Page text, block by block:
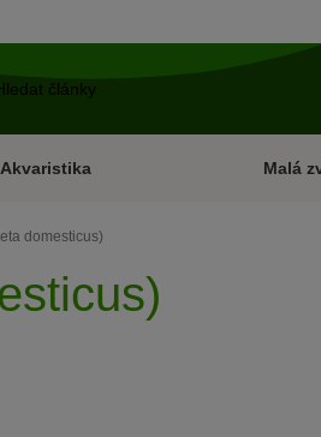
Akvaristika Malá
domesticus)